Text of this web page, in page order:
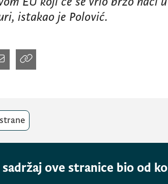
istakao je Polović.
sadržaj ove stranice bio od